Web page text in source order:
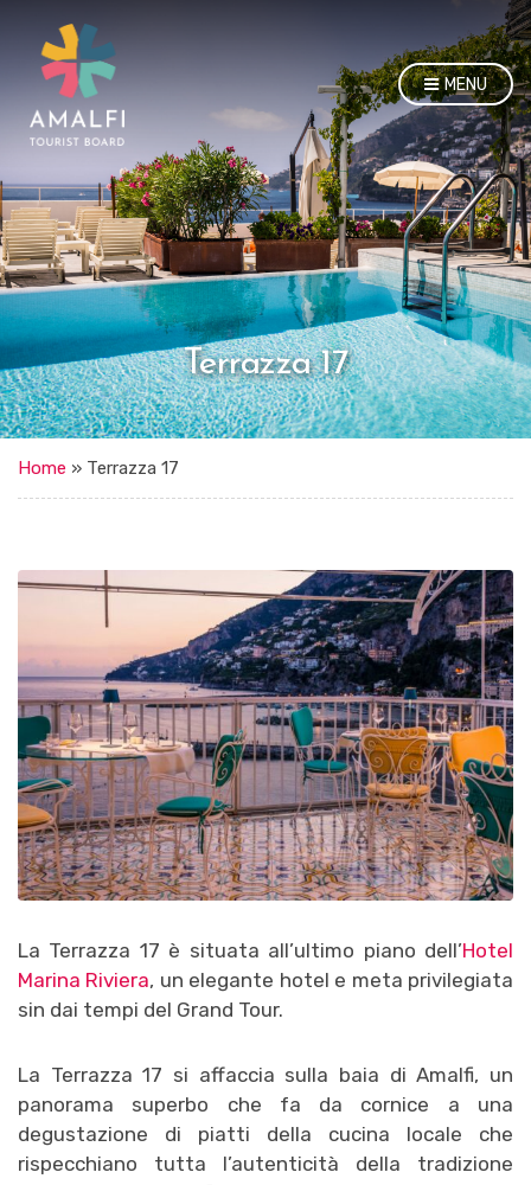
MENU
Terrazza 17
Home » Terrazza 17
La Terrazza 17 è situata all’ultimo piano dell’Hotel
Marina Riviera, un elegante hotel e meta privilegiata
sin dai tempi del Grand Tour.
La Terrazza 17 si affaccia sulla baia di Amalfi, un
panorama superbo che fa da cornice a una
degustazione di piatti della cucina locale che
rispecchiano tutta l’autenticità della tradizione